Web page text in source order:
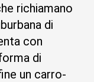
richiamano
di
con
di
un carro-